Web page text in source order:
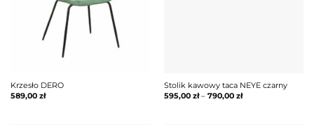
Krzesło DERO
589,00 zł
Stolik kawowy taca NEYE czarny
595,00 zł– 790,00 zł